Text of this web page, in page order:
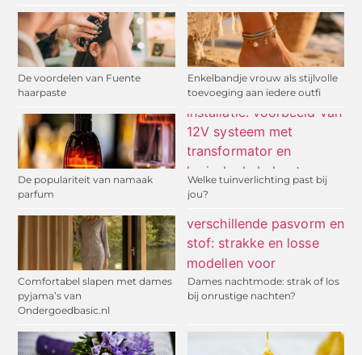
De voordelen van Fuente
haarpaste
Enkelbandje vrouw als stijlvolle
toevoeging aan iedere outfi
De populariteit van namaak
parfum
Welke tuinverlichting past bij
jou?
Comfortabel slapen met dames
pyjama’s van
Ondergoedbasic.nl
Dames nachtmode: strak of los
bij onrustige nachten?